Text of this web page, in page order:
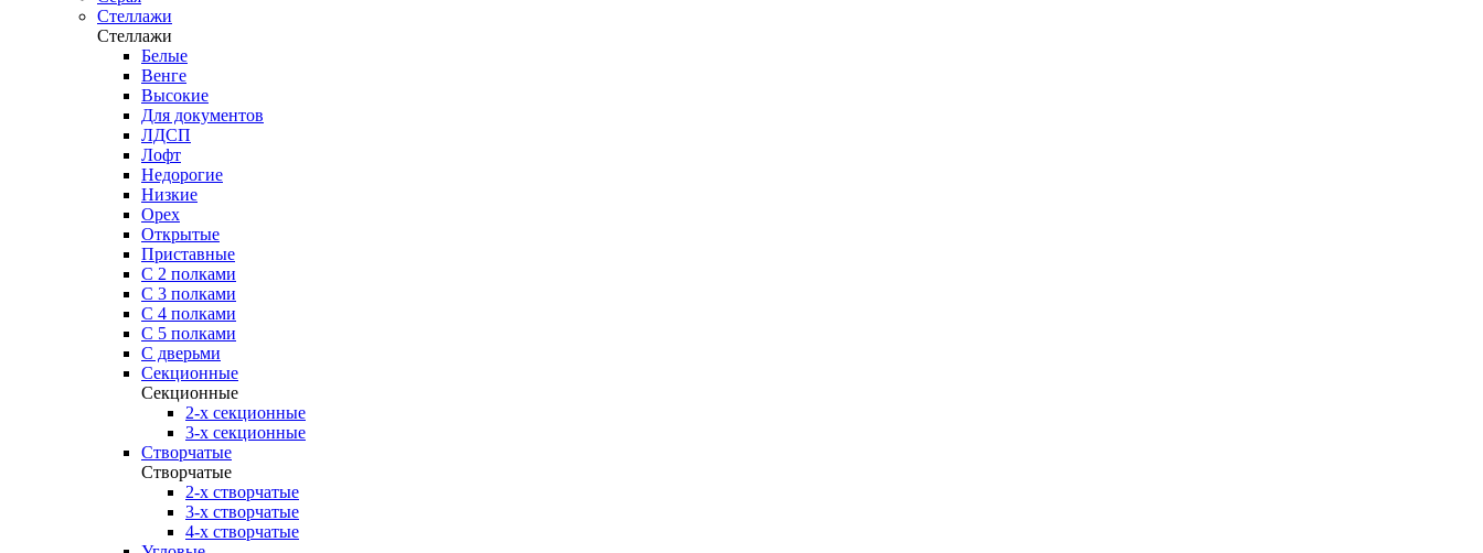
Стеллажи
Стеллажи
Белые
Венге
Высокие
Для документов
ЛДСП
Лофт
Недорогие
Низкие
Орех
Открытые
Приставные
С 2 полками
С 3 полками
С 4 полками
С 5 полками
С дверьми
Секционные
Секционные
2-х секционные
3-х секционные
Створчатые
Створчатые
2-х створчатые
3-х створчатые
4-х створчатые